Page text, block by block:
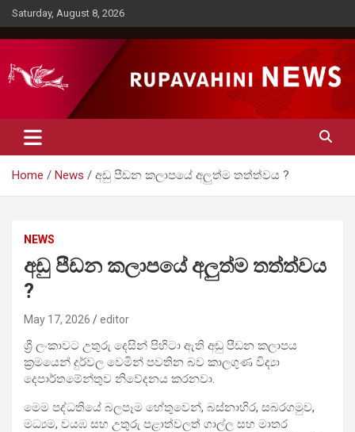
Skip
to
content
Saturday, August 8, 2026
Rupavahini News
Home News අඩු පීඩන කලාපයේ අලුත්ම තත්ත්වය ?
NEWS
අඩු පීඩන කලාපයේ අලුත්ම තත්ත්වය
?
May 17, 2026 editor
ශ්‍රී ලංකාවට උතුරු දෙසින් පිහිටා ඇති අඩු පීඩන කලාපය
ක්‍රමයෙන් දුර්වල වෙමින් පවතින බව කාලගුණ විද්‍යා
දෙපාර්තමේන්තුව නිවේදනය කරනවා.
මෙම පද්ධතියේ බලපෑම හේතුවෙන්, බස්නාහිර, සබරගමුව,
මධ්‍යම, වයඹ සහ උතුරු පළාත්වලත් ගාල්ල සහ මාතර